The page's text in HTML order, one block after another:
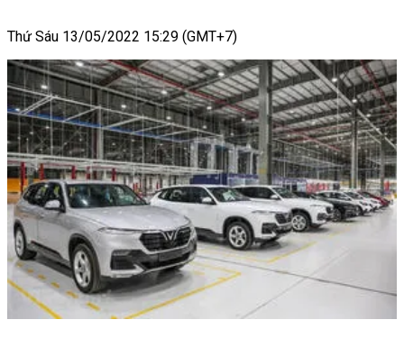
Thứ Sáu 13/05/2022 15:29 (GMT+7)